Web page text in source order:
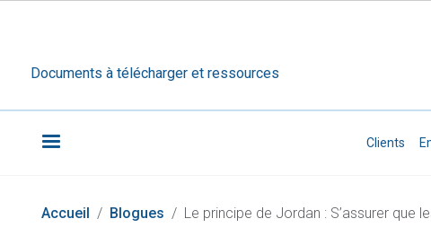
Documents à télécharger et ressources
Clients
Accueil Blogues Le principe de Jordan : S’assurer que